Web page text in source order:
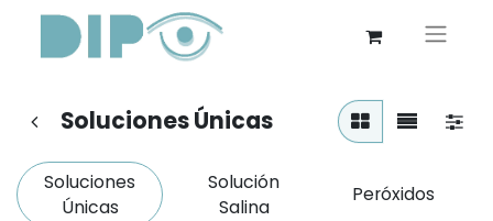
Soluciones Únicas
Soluciones
Únicas
Solución
Salina
Peróxidos